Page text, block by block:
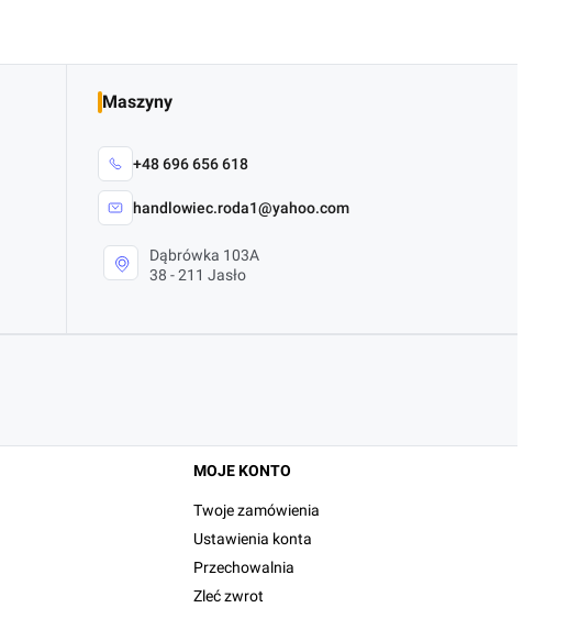
Maszyny
+48 696 656 618
handlowiec.roda1@yahoo.com
Dąbrówka 103A
38 - 211 Jasło
MOJE KONTO
Twoje zamówienia
Ustawienia konta
Przechowalnia
Zleć zwrot